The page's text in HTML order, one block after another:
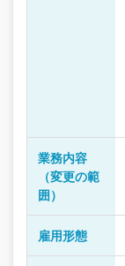
業務内容
（変更の範
囲）
雇用形態